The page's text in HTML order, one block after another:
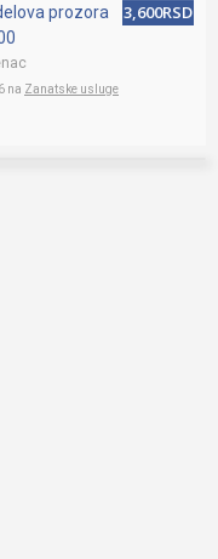
prozora
na Zanatske usluge
3,600RSD